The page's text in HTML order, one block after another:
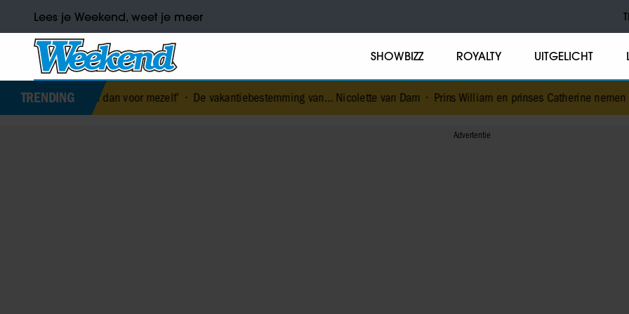
Lees je Weekend, weet je meer
SHOWBIZZ ROYALTY UITGELICHT
TRENDING
dan voor mezelf’ •De vakantiebestemming van… Nicolette van Dam •Prins William en prinses Catherine nemen maatregel voor